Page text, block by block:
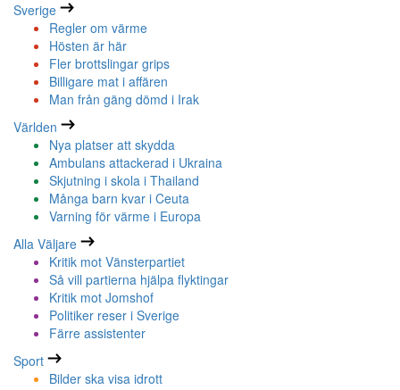
Sverige
Regler om värme
Hösten är här
Fler brottslingar grips
Billigare mat i affären
Man från gäng dömd i Irak
Världen
Nya platser att skydda
Ambulans attackerad i Ukraina
Skjutning i skola i Thailand
Många barn kvar i Ceuta
Varning för värme i Europa
Alla Väljare
Kritik mot Vänsterpartiet
Så vill partierna hjälpa flyktingar
Kritik mot Jomshof
Politiker reser i Sverige
Färre assistenter
Sport
Bilder ska visa idrott